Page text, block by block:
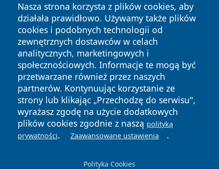
Nasza strona korzysta z plików cookies, aby
działała prawidłowo. Używamy także plików
cookies i podobnych technologii od
zewnętrznych dostawców w celach
analitycznych, marketingowych i
społecznościowych. Informacje te mogą być
przetwarzane również przez naszych
partnerów. Kontynuując korzystanie ze
strony lub klikając „Przechodzę do serwisu",
wyrażasz zgodę na użycie dodatkowych
plików cookies zgodnie z naszą polityką
prywatności. Zaawansowane ustawienia .
Polityka Cookies
Copyright © 2026 szczecin4u.pl Wszystkie prawa zastrzeżone.
News Autorzy
Polityka
Prywatności
Polityka
Cookies